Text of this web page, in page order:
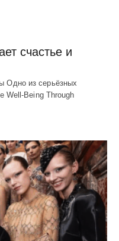
счастье и
Одно из серьёзных
Well‑Being Through